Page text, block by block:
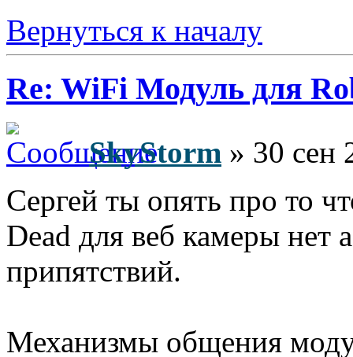
Вернуться к началу
Re: WiFi Модуль для
SkyStorm » 30 сен
Сергей ты опять про то
Dead для веб камеры нет
припятствий.
Механизмы общения